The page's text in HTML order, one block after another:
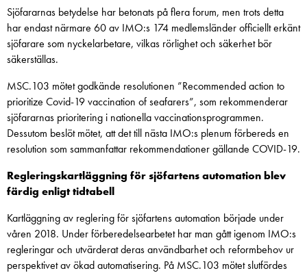
Sjöfararnas betydelse har betonats på flera forum, men trots detta
har endast närmare 60 av IMO:s 174 medlemsländer officiellt erkänt
sjöfarare som nyckelarbetare, vilkas rörlighet och säkerhet bör
säkerställas.
MSC.103 mötet godkände resolutionen ”Recommended action to
prioritize Covid-19 vaccination of seafarers”, som rekommenderar
sjöfararnas prioritering i nationella vaccinationsprogrammen.
Dessutom beslöt mötet, att det till nästa IMO:s plenum förbereds en
resolution som sammanfattar rekommendationer gällande COVID-19.
Regleringskartläggning för sjöfartens automation blev
färdig enligt tidtabell
Kartläggning av reglering för sjöfartens automation började under
våren 2018. Under förberedelsearbetet har man gått igenom IMO:s
regleringar och utvärderat deras användbarhet och reformbehov ur
perspektivet av ökad automatisering. På MSC.103 mötet slutfördes